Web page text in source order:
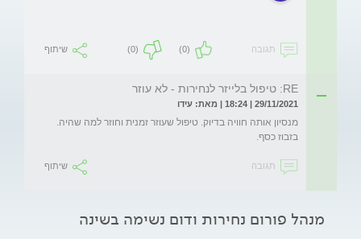
תגובה (0)
(0) שיתוף
RE: טיפול בלייזר לנחירות - לא עוזר
29/11/2021 | 18:24 | מאת: עידו
מנסיון אותה חוויה בדיוק. טיפול שעוזר זמנית וחוזר למה שהיה.
בזבוז כסף.
תגובה שיתוף
מנהל פורום נחירות ודום נשימה בשינה